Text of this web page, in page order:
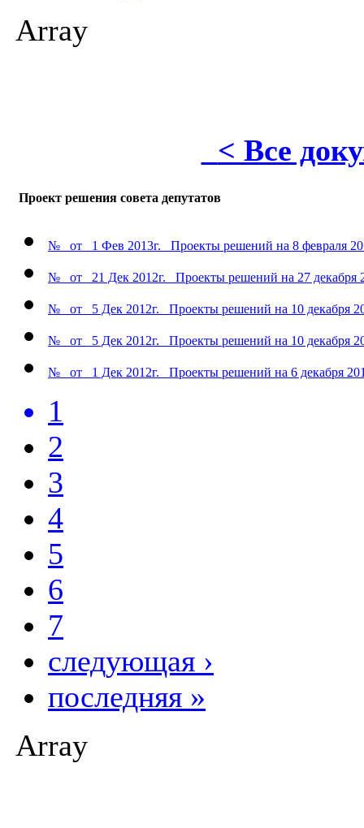
Array
< Все
Проект решения совета депутатов
№ от 1 Фев 2013г. Проекты решений на 8 февраля
№ от 21 Дек 2012г. Проекты решений на 27 декабря
№ от 5 Дек 2012г. Проекты решений на 10 декабря
№ от 5 Дек 2012г. Проекты решений на 10 декабря
№ от 1 Дек 2012г. Проекты решений на 6 декабря
1
2
3
4
5
6
7
следующая ›
последняя »
Array